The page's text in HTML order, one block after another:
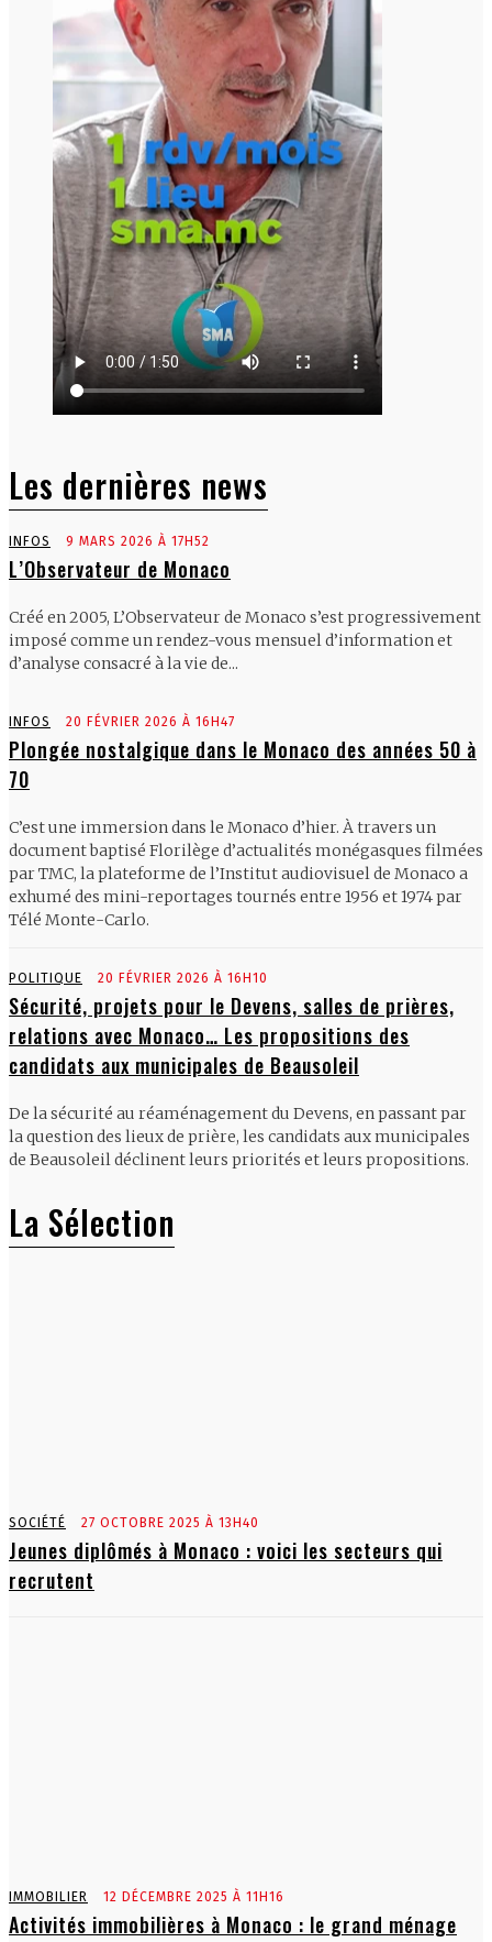
Les dernières news
INFOS 9 MARS 2026 À 17H52
L’Observateur de Monaco
Créé en 2005, L’Observateur de Monaco s’est progressivement
imposé comme un rendez-vous mensuel d’information et
d’analyse consacré à la vie de...
INFOS 20 FÉVRIER 2026 À 16H47
Plongée nostalgique dans le Monaco des années 50 à
70
C’est une immersion dans le Monaco d’hier. À travers un
document baptisé Florilège d’actualités monégasques filmées
par TMC, la plateforme de l’Institut audiovisuel de Monaco a
exhumé des mini-reportages tournés entre 1956 et 1974 par
Télé Monte-Carlo.
POLITIQUE 20 FÉVRIER 2026 À 16H10
Sécurité, projets pour le Devens, salles de prières,
relations avec Monaco… Les propositions des
candidats aux municipales de Beausoleil
De la sécurité au réaménagement du Devens, en passant par
la question des lieux de prière, les candidats aux municipales
de Beausoleil déclinent leurs priorités et leurs propositions.
La Sélection
SOCIÉTÉ 27 OCTOBRE 2025 À 13H40
Jeunes diplômés à Monaco : voici les secteurs qui
recrutent
IMMOBILIER 12 DÉCEMBRE 2025 À 11H16
Activités immobilières à Monaco : le grand ménage